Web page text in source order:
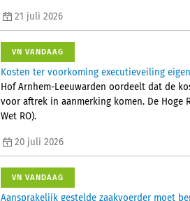
21 juli 2026
VN VANDAAG
Kosten ter voorkoming executieveiling
Hof Arnhem-Leeuwarden oordeelt dat de
voor aftrek in aanmerking komen. De Hoge
Wet RO).
20 juli 2026
VN VANDAAG
Aansprakelijk gestelde zaakvoerder moet